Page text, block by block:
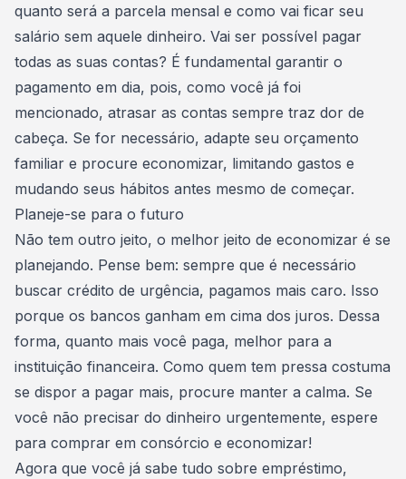
quanto será a parcela mensal e como vai ficar seu
salário sem aquele dinheiro. Vai ser possível pagar
todas as suas contas? É fundamental garantir o
pagamento em dia, pois, como você já foi
mencionado, atrasar as contas sempre traz dor de
cabeça. Se for necessário, adapte seu orçamento
familiar e procure economizar, limitando gastos e
mudando seus hábitos antes mesmo de começar.
Planeje-se para o futuro
Não tem outro jeito, o melhor jeito de economizar é se
planejando. Pense bem: sempre que é necessário
buscar crédito de urgência, pagamos mais caro. Isso
porque os bancos ganham em cima dos juros. Dessa
forma, quanto mais você paga, melhor para a
instituição financeira. Como quem tem pressa costuma
se dispor a pagar mais, procure manter a calma. Se
você não precisar do dinheiro urgentemente, espere
para comprar em consórcio e economizar!
Agora que você já sabe tudo sobre empréstimo,